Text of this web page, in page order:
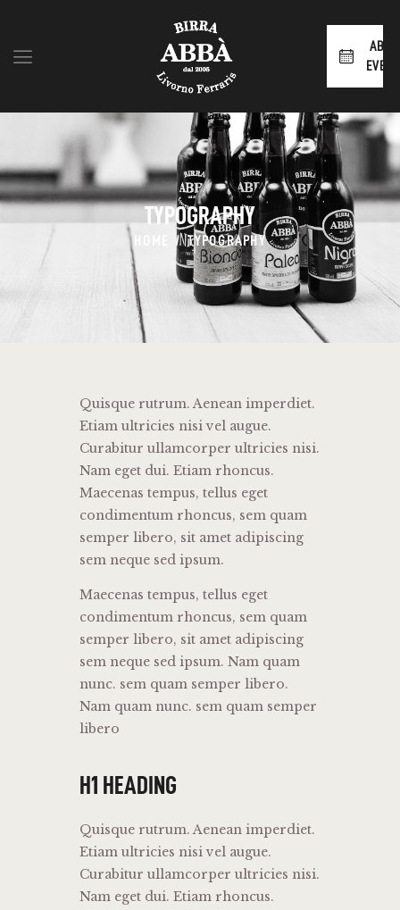
ABBÀ
TYPOGRAPHY
TYPOGRAPHY
HOME
SHOP
CHI SIAMO
BLOG
CONTATTI
AREA RIVENDITORI
Quisque rutrum. Aenean imperdiet.
Etiam ultricies nisi vel augue.
Curabitur ullamcorper ultricies nisi.
Nam eget dui. Etiam rhoncus.
Maecenas tempus, tellus eget
condimentum rhoncus, sem quam
semper libero, sit amet adipiscing
sem neque sed ipsum.
Maecenas tempus, tellus eget
condimentum rhoncus, sem quam
semper libero, sit amet adipiscing
sem neque sed ipsum. Nam quam
nunc. sem quam semper libero.
Nam quam nunc. sem quam semper
libero
H1 HEADING
Quisque rutrum. Aenean imperdiet.
Etiam ultricies nisi vel augue.
Curabitur ullamcorper ultricies nisi.
Nam eget dui. Etiam rhoncus.